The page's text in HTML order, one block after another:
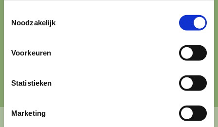
Noodzakelijk
Voorkeuren
Statistieken
Marketing
Up-to-date blijven?